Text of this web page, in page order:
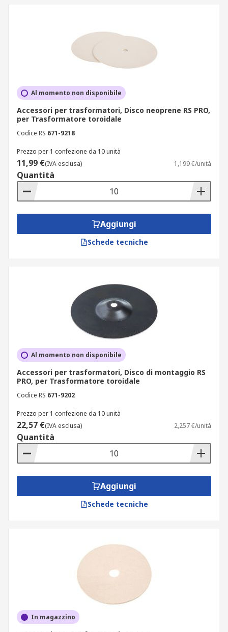
Al momento non disponibile
Accessori per trasformatori, Disco neoprene RS PRO,
per Trasformatore toroidale
Codice RS 671-9218
Prezzo per 1 confezione da 10 unità
11,99 €(IVA esclusa) 1,199 €/unità
Quantità
Aggiungi
Schede tecniche
Al momento non disponibile
Accessori per trasformatori, Disco di montaggio RS
PRO, per Trasformatore toroidale
Codice RS 671-9202
Prezzo per 1 confezione da 10 unità
22,57 €(IVA esclusa) 2,257 €/unità
Quantità
Aggiungi
Schede tecniche
In magazzino